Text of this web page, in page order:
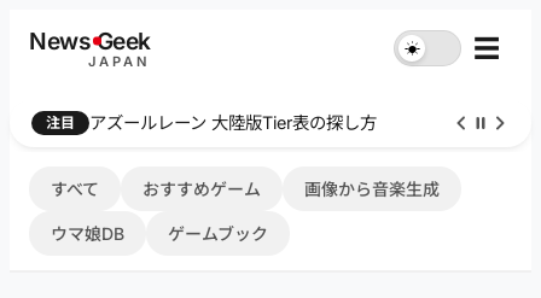
NewsGeek
JAPAN
☀︎ ☰
注目 Farthest Frontier 序盤攻略
すべて おすすめゲーム 画像から音楽生成
ウマ娘DB ゲームブック